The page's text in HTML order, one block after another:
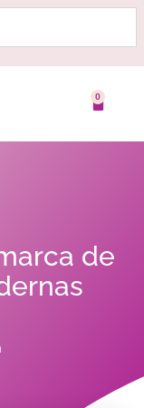
0
de